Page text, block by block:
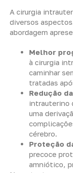
A cirurgia
diversos
abordagem
Melhor
à cirurgia
caminhar
tratadas
Redução
intrauterino
uma
cérebro.
Proteção
precoce
amniótico,